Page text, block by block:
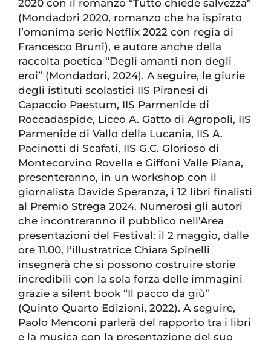
2020 con il romanzo “Tutto chiede salvezza”
(Mondadori 2020, romanzo che ha ispirato
l’omonima serie Netflix 2022 con regia di
Francesco Bruni), e autore anche della
raccolta poetica “Degli amanti non degli
eroi” (Mondadori, 2024). A seguire, le giurie
degli istituti scolastici IIS Piranesi di
Capaccio Paestum, IIS Parmenide di
Roccadaspide, Liceo A. Gatto di Agropoli, IIS
Parmenide di Vallo della Lucania, IIS A.
Pacinotti di Scafati, IIS G.C. Glorioso di
Montecorvino Rovella e Giffoni Valle Piana,
presenteranno, in un workshop con il
giornalista Davide Speranza, i 12 libri finalisti
al Premio Strega 2024. Numerosi gli autori
che incontreranno il pubblico nell’Area
presentazioni del Festival: il 2 maggio, dalle
ore 11.00, l’illustratrice Chiara Spinelli
insegnerà che si possono costruire storie
incredibili con la sola forza delle immagini
grazie a silent book “Il pacco da giù”
(Quinto Quarto Edizioni, 2022). A seguire,
Paolo Menconi parlerà del rapporto tra i libri
e la musica con la presentazione del suo